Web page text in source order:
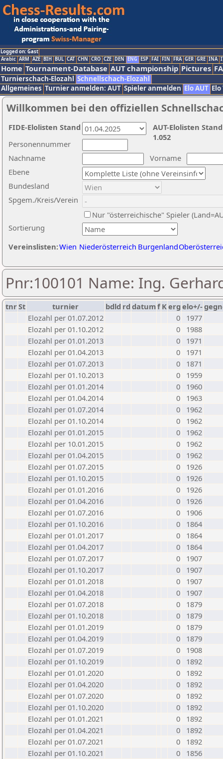
Logged on: Gast
Arabic ARM AZE BIH BUL CAT CHN CRO CZE DEN ENG ESP FAI FIN FRA GER GRE INA
Home Tournament-Database AUT championship Pictures
Turnierschach-Elozahl Schnellschach-Elozahl
Allgemeines Turnier anmelden: AUT Spieler anmelden Elo AUT
Willkommen bei den offiziellen
Nachname
Vorname
Ebene
Sortierung
Personennummer
Bundesland
Spgem./Kreis/Verein
Nur "österreichische" Spieler
Vereinslisten:Wien Niederösterreich Burgenland
AUT-Elolisten
1.052
FIDE-Elolisten Stand
Pnr:100101 Name: Ing.
tnrSt turnier bdld rd datumf Kerg elo+/-
Elozahl per 01.07.2012
0
1977
Elozahl per 01.10.2012
0
1988
Elozahl per 01.01.2013
0
1971
Elozahl per 01.04.2013
0
1971
Elozahl per 01.07.2013
0
1871
Elozahl per 01.10.2013
0
1959
Elozahl per 01.01.2014
0
1960
Elozahl per 01.04.2014
0
1963
Elozahl per 01.07.2014
0
1962
Elozahl per 01.10.2014
0
1962
Elozahl per 01.01.2015
0
1962
Elozahl per 10.01.2015
0
1962
Elozahl per 01.04.2015
0
1962
Elozahl per 01.07.2015
0
1926
Elozahl per 01.10.2015
0
1926
Elozahl per 01.01.2016
0
1926
Elozahl per 01.04.2016
0
1926
Elozahl per 01.07.2016
0
1906
Elozahl per 01.10.2016
0
1864
Elozahl per 01.01.2017
0
1864
Elozahl per 01.04.2017
0
1864
Elozahl per 01.07.2017
0
1907
Elozahl per 01.10.2017
0
1907
Elozahl per 01.01.2018
0
1907
Elozahl per 01.04.2018
0
1907
Elozahl per 01.07.2018
0
1879
Elozahl per 01.10.2018
0
1879
Elozahl per 01.01.2019
0
1879
Elozahl per 01.04.2019
0
1879
Elozahl per 01.07.2019
0
1908
Elozahl per 01.10.2019
0
1892
Elozahl per 01.01.2020
0
1892
Elozahl per 01.04.2020
0
1892
Elozahl per 01.07.2020
0
1892
Elozahl per 01.10.2020
0
1892
Elozahl per 01.01.2021
0
1892
Elozahl per 01.04.2021
0
1892
Elozahl per 01.07.2021
0
1892
Elozahl per 01.10.2021
0
1856